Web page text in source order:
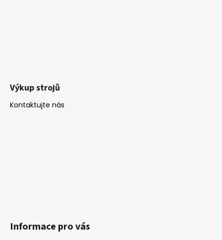
Výkup strojů
Kontaktujte nás
Informace pro vás